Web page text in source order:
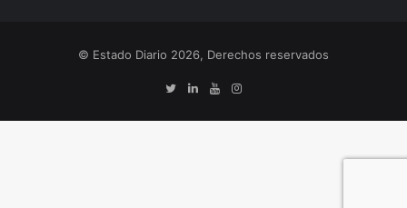
© Estado Diario 2026, Derechos reservados